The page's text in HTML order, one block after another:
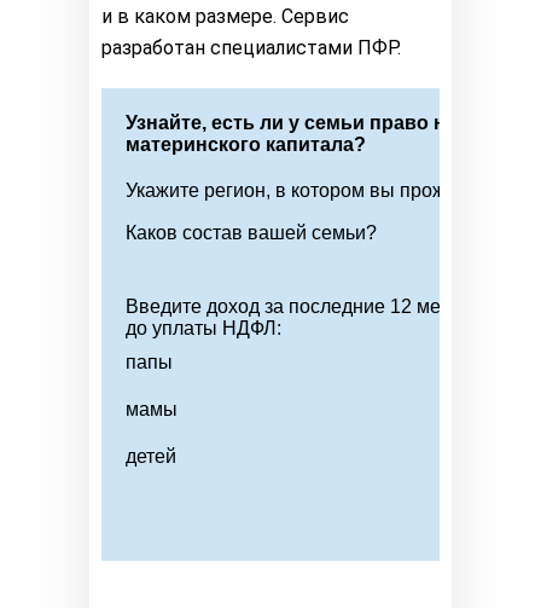
и в каком размере. Сервис
разработан специалистами ПФР.